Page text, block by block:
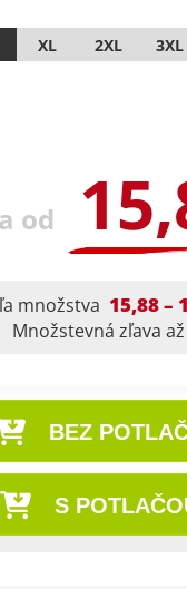
XL 2XL 3XL
od
množstva 15,88 –
Množstevná zľava až
BEZ
S